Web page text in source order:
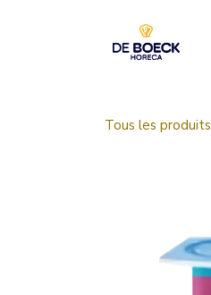
Tous les produits